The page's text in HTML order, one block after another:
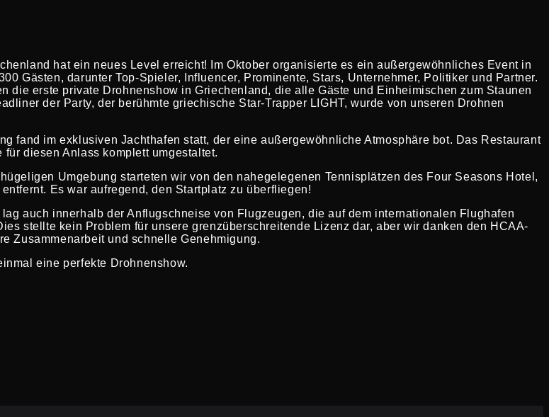
hat ein neues Level erreicht! Im Oktober organisierte es ein außergewöhnliches Event in
Gästen, darunter Top-Spieler, Influencer, Prominente, Stars, Unternehmer, Politiker und Partner.
die erste private Drohnenshow in Griechenland, die alle Gäste und Einheimischen zum Staunen
der Party, der berühmte griechische Star-Trapper LIGHT, wurde von unseren Drohnen
fand im exklusiven Jachthafen statt, der eine außergewöhnliche Atmosphäre bot. Das Restaurant
für diesen Anlass komplett umgestaltet.
Umgebung starteten wir von den nahegelegenen Tennisplätzen des Four Seasons Hotel,
Es war aufregend, den Startplatz zu überfliegen!
auch innerhalb der Anflugschneise von Flugzeugen, die auf dem internationalen Flughafen
stellte kein Problem für unsere grenzüberschreitende Lizenz dar, aber wir danken den HCAA-
Zusammenarbeit und schnelle Genehmigung.
eine perfekte Drohnenshow.